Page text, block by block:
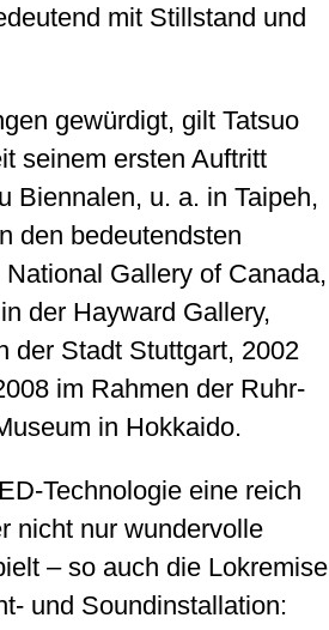
mit Stillstand und
gewürdigt, gilt Tatsuo
seinem ersten Auftritt
Biennalen, u. a. in Taipeh,
den bedeutendsten
Gallery of Canada,
der Hayward Gallery,
der Stadt Stuttgart, 2002
im Rahmen der Ruhr-
in Hokkaido.
Technologie eine reich
nicht nur wundervolle
– so auch die Lokremise
und Soundinstallation: